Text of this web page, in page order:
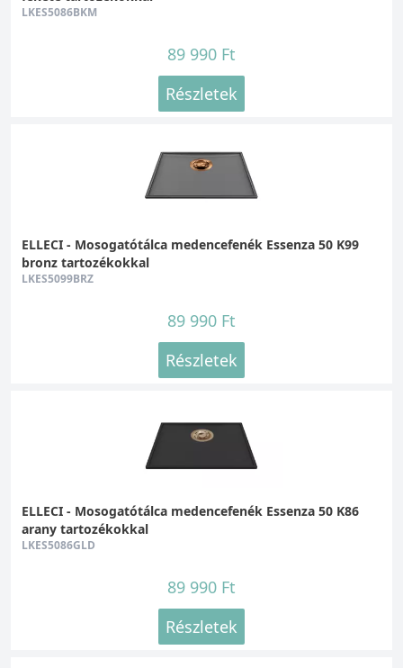
LKES5086BKM
89 990 Ft
Részletek
ELLECI - Mosogatótálca medencefenék Essenza 50 K99
bronz tartozékokkal
LKES5099BRZ
89 990 Ft
Részletek
ELLECI - Mosogatótálca medencefenék Essenza 50 K86
arany tartozékokkal
LKES5086GLD
89 990 Ft
Részletek